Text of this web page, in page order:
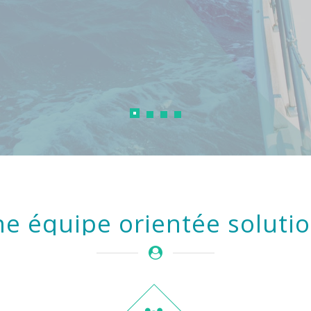
équipe orientée